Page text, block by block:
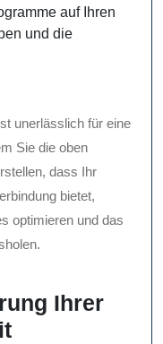
auf Ihren
und die
unerlässlich für eine
Sie die oben
dass Ihr
bietet,
optimieren und das
Ihrer